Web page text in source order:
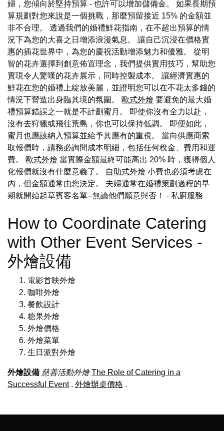
婦，您傾向於堅持預算 - 也許可以增加儲備金。 如果長期預
算規劃對您來說是一個挑戰，那麼預留接近 15% 的金額並
非不合理。 透過我們的婚禮鮮花指南，在不超出預算的情
況下為您的大喜之日增添浪漫氣息。 讓自己沉浸在價格實
惠的插花世界中，為您的慶祝活動增添魅力和優雅。 從明
智的花卉選擇到創意佈置理念，我們提供實用技巧，幫助您
實現令人驚嘆的花卉展示，同時控製成本。 讓經濟實惠的
鮮花在您的婚禮上綻放美麗，並證明您可以在不花太多錢的
情況下營造出身臨其境的氛圍。
歐式外燴 要避免的最大婚
禮預算錯誤之一就是不計劃蜜月。 即使你沒有全力以赴，
沒有去狩獵或飛往荒島，你也可以保持低調。 即便如此，
蜜月也應該納入預算並給予其應有的重視。 當向供應商索
取報價時，請務必詢問成本明細，包括任何稅金、費用和運
費。
歐式外燴 當實際金額最終可能高出 20% 時，獲得個人
化報價就沒有什麼意義了。
自助式外燴 小費也必須考慮在
內，但金額通常由您決定。 夫婦通常在婚禮策劃過程的早
期就開始起草賓客名單--無論他們願意與否！ - 私廚服務
How to Coordinate Catering
with Other Event Services -
外燴設備
電影首映外燴
咖啡外燴
餐飲設計
糖果外燴
外燴價格
外燴菜單
生日派對外燴
外燴設備 慈善活動外燴 The Role of Catering in a
Successful Event. 外燴辦桌價格 .